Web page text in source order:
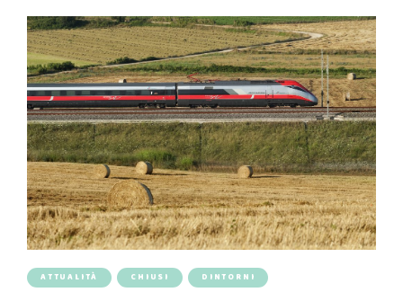
ATTUALITÀ CHIUSI DINTORNI